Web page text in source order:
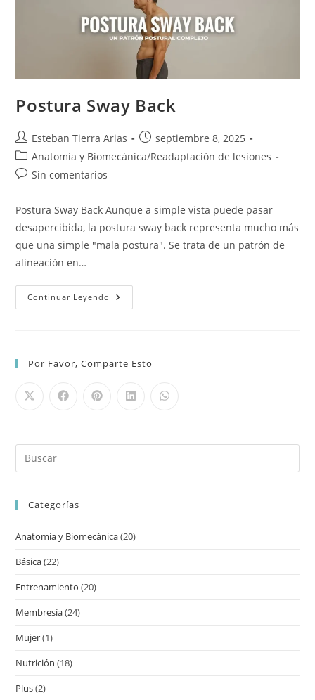
Movimiento
Postura Sway Back
Autor
de
la
entrada:
Esteban Tierra Arias
Publicación
de
septiembre 8, 2025
Categoría
de
Anatomía y Biomecánica/Readaptación de lesiones
Comentarios
entrada:
Sin comentarios
Postura Sway Back Aunque a simple vista puede pasar
desapercibida, la postura sway back representa mucho más
que una simple "mala postura". Se trata de un patrón de
alineación en…
Continuar Leyendo Postura
Sway
Por Favor, Comparte Esto
Categorías
Anatomía y Biomecánica(20)
Básica(22)
Entrenamiento (20)
Membresía(24)
Mujer(1)
Nutrición (18)
Plus(2)